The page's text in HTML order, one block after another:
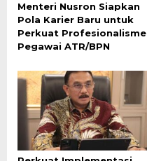
Menteri Nusron Siapkan
Pola Karier Baru untuk
Perkuat Profesionalisme
Pegawai ATR/BPN